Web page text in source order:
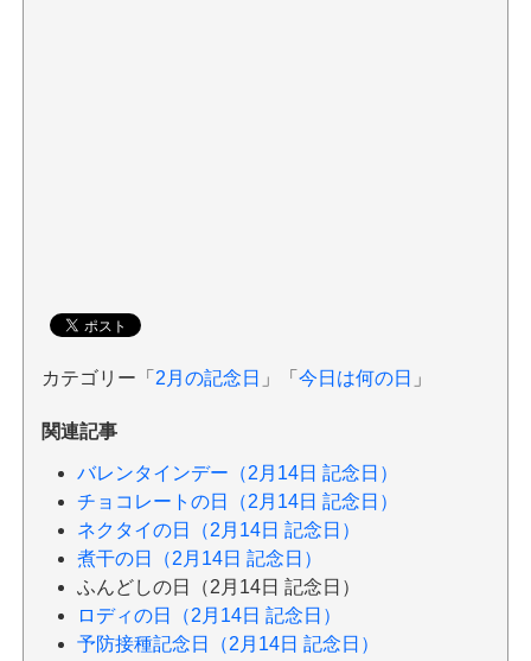
カテゴリー「 2月の記念日 」「 今日は何の日 」
関連記事
バレンタインデー（2月14日 記念日）
チョコレートの日（2月14日 記念日）
ネクタイの日（2月14日 記念日）
煮干の日（2月14日 記念日）
ふんどしの日（2月14日 記念日）
ロディの日（2月14日 記念日）
予防接種記念日（2月14日 記念日）